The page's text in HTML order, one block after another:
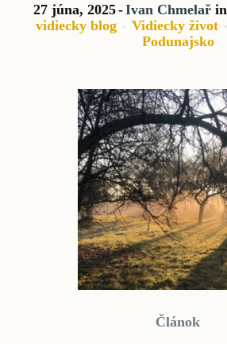
27 júna, 2025 Ivan Chmelařin
vidiecky blog
Vidiecky život
Podunajsko
Článok